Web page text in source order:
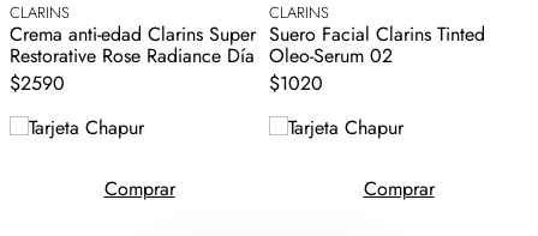
CLARINS
Crema anti-edad Clarins Super
Restorative Rose Radiance Día
$2590
Comprar
CLARINS
Suero Facial Clarins Tinted
Oleo-Serum 02
$1020
Comprar